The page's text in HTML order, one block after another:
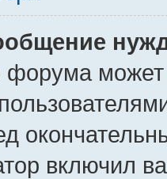
форума
включил